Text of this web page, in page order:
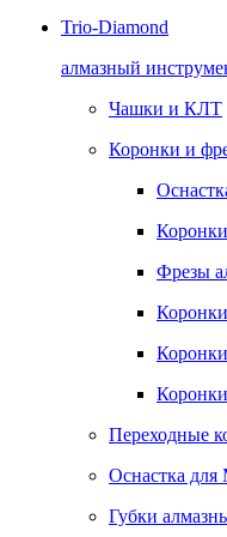
Trio-Diamond
алмазный
Чашки и КЛТ
Коронки и
Фрезы
Переходные
Оснастка
Губки